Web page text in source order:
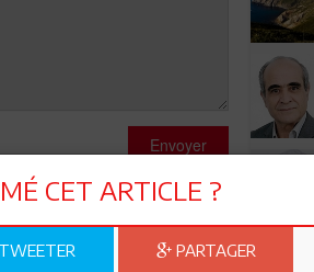
Envoyer
CET ARTICLE ?
PARTAGER